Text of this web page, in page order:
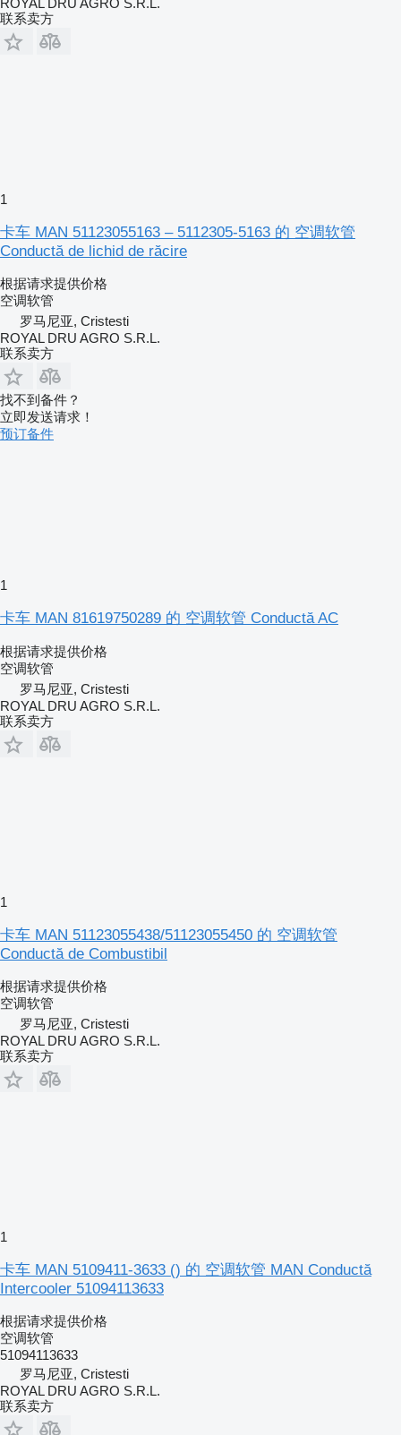
联系卖方
1
卡车 MAN 51123055163 – 5112305-5163 的 空调软管
Conductă de lichid de răcire
根据请求提供价格
空调软管
罗马尼亚, Cristesti
ROYAL DRU AGRO S.R.L.
联系卖方
找不到备件？
立即发送请求！
预订备件
1
卡车 MAN 81619750289 的 空调软管 Conductă AC
根据请求提供价格
空调软管
罗马尼亚, Cristesti
ROYAL DRU AGRO S.R.L.
联系卖方
1
卡车 MAN 51123055438/51123055450 的 空调软管
Conductă de Combustibil
根据请求提供价格
空调软管
罗马尼亚, Cristesti
ROYAL DRU AGRO S.R.L.
联系卖方
1
卡车 MAN 5109411-3633 () 的 空调软管 MAN Conductă
Intercooler 51094113633
根据请求提供价格
空调软管
51094113633
罗马尼亚, Cristesti
ROYAL DRU AGRO S.R.L.
联系卖方